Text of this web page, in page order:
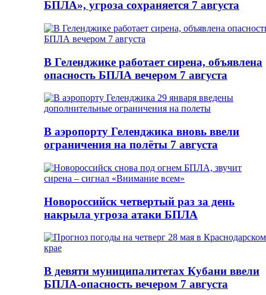
БПЛА», угроза сохраняется 7 августа
В Геленджике работает сирена, объявлена
опасность БПЛА вечером 7 августа
В аэропорту Геленджика вновь ввели
ограничения на полёты 7 августа
Новороссийск четвертый раз за день
накрыла угроза атаки БПЛА
В девяти муниципалитетах Кубани ввели
БПЛА-опасность вечером 7 августа